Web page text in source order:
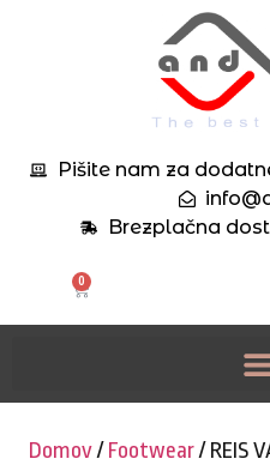
Pišite nam za
Brezplačna
0
Domov/Footwear/ REIS